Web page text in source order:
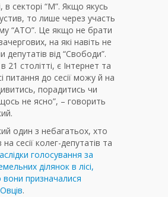
в секторі “М”. Якщо якусь
то лише через участь
“АТО”. Це якщо не брати
на які навіть не
депутатів від “Свободи”.
столітті, є Інтернет та
питання до сесії можу й на
порадитись чи
не ясно”, – говорить
один з небагатьох, хто
сесії колег-депутатів та
голосування за
ділянок в лісі,
вони призначалися
.